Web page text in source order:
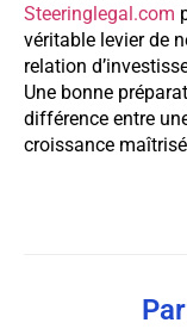
Steeringlegal.com
véritable levier de
relation
Une bonne
différence entre
croissance